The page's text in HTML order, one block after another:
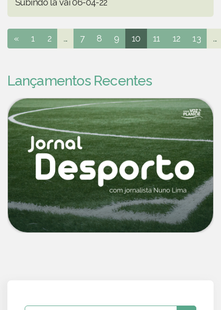
Subindo lá vai 06-04-22
« 1 2 ... 7 8 9 10 11 12 13 ...
Lançamentos Recentes